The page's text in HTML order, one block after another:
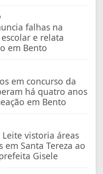
falhas na
e relata
em Bento
em concurso da
há quatro anos
em Bento
vistoria áreas
em Santa Tereza ao
Gisele